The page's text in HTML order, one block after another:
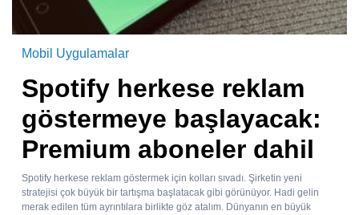
Mobil Uygulamalar
Spotify herkese reklam
göstermeye başlayacak:
Premium aboneler dahil
Spotify herkese reklam göstermek için kolları sıvadı. Şirketin yeni
stratejisi çok büyük bir tartışma başlatacak gibi görünüyor. Hadi gelin
merak edilen tüm ayrıntılara birlikte göz atalım. Dünyanın en büyük